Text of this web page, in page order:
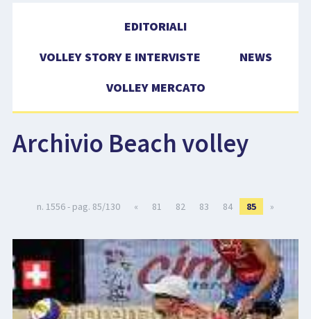
VOLLEY MERCATO
COMPETIZIONI
EVENTI
EDITORIALI
VOLLEY STORY E INTERVISTE
NEWS
VOLLEY MERCATO
Archivio Beach volley
n. 1556 - pag. 85/130 « 81 82 83 84 85 »